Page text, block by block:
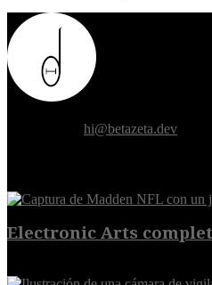
hi@betazeta.dev
Electronic Arts